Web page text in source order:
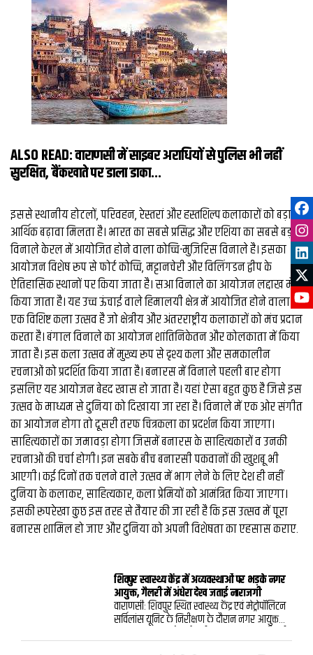
ALSO READ:वाराणसी में साइबर अराधियों से पुलिस भी नहीं
सुरक्षित, बैंकखाते पर डाला डाका...
इससे स्थानीय होटलों, परिवहन, रेस्तरां और हस्तशिल्प कलाकारों को बड़ा
आर्थिक बढ़ावा मिलता है। भारत का सबसे प्रसिद्ध और एशिया का सबसे बड़ा
विनाले केरल में आयोजित होने वाला कोच्चि-मुज़िरिस विनाले है। इसका
आयोजन विशेष रूप से फोर्ट कोच्चि, मट्टानचेरी और विलिंगडन द्वीप के
ऐतिहासिक स्थानों पर किया जाता है। सआ विनाले का आयोजन लद्दाख में
किया जाता है। यह उच्च ऊंचाई वाले हिमालयी क्षेत्र में आयोजित होने वाला
एक विशिष्ट कला उत्सव है जो क्षेत्रीय और अंतरराष्ट्रीय कलाकारों को मंच प्रदान
करता है। बंगाल विनाले का आयोजन शांतिनिकेतन और कोलकाता में किया
जाता है। इस कला उत्सव में मुख्य रूप से दृश्य कला और समकालीन
रचनाओं को प्रदर्शित किया जाता है। बनारस में विनाले पहली बार होगा
इसलिए यह आयोजन बेहद खास हो जाता है। यहां ऐसा बहुत कुछ है जिसे इस
उत्सव के माध्यम से दुनिया को दिखाया जा रहा है। विनाले में एक ओर संगीत
का आयोजन होगा तो दूसरी तरफ चित्रकला का प्रदर्शन किया जाएगा।
साहित्यकारों का जमावड़ा होगा जिसमें बनारस के साहित्यकारों व ‌उनकी
रचनाओं की चर्चा होगी। इन सबके बीच बनारसी पकवानों की खुशबू भी
आएगी। कई दिनों तक चलने वाले उत्सव में भाग लेने के लिए देश ही नहीं
दुनिया के कलाकर, साहित्यकार, कला प्रेमियों को आमंत्रित किया जाएगा।
इसकी रूपरेखा कुछ इस तरह से तैयार की जा रही है कि इस उत्सव में पूरा
बनारस शामिल हो जाए और दुनिया को अपनी विशेषता का एहसास कराए.
शिवपुर स्वास्थ्य केंद्र में अव्यवस्थाओं पर भड़के नगर
आयुक्त, गैलरी में अंधेरा देख जताई नाराजगी
वाराणसी: शिवपुर स्थित स्वास्थ्य केंद्र एवं मेट्रोपॉलिटन
सर्विलांस यूनिट के निरीक्षण के दौरान नगर आयुक्त
में प्रकाश व्यवस्था नहीं होने और डॉक्टरों के चेंबरों के